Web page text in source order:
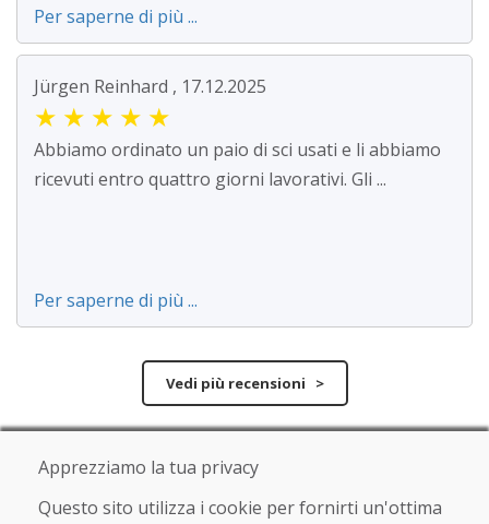
Per saperne di più ...
Jürgen Reinhard , 17.12.2025
★ ★ ★ ★ ★
Abbiamo ordinato un paio di sci usati e li abbiamo
ricevuti entro quattro giorni lavorativi. Gli ...
Per saperne di più ...
Vedi più recensioni >
Scrivi una recensione
★★★★★
Apprezziamo la tua privacy
Questo sito utilizza i cookie per fornirti un'ottima